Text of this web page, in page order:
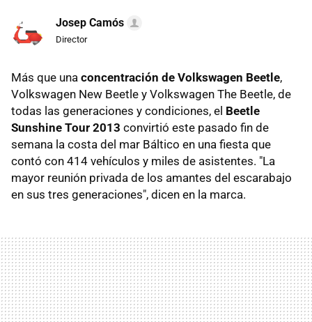
Josep Camós
Director
Más que una concentración de Volkswagen Beetle,
Volkswagen New Beetle y Volkswagen The Beetle, de
todas las generaciones y condiciones, el Beetle
Sunshine Tour 2013 convirtió este pasado fin de
semana la costa del mar Báltico en una fiesta que
contó con 414 vehículos y miles de asistentes. "La
mayor reunión privada de los amantes del escarabajo
en sus tres generaciones", dicen en la marca.